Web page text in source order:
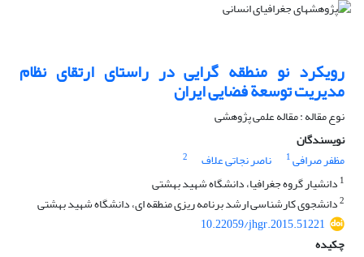
رویکرد نو منطقه گرایی در راستای ارتقای نظام
مدیریت توسعة فضایی ایران
نوع مقاله : مقاله علمی پژوهشی
نویسندگان
مظفر صرافی1 ناصر نجاتی علاف
2
1 دانشیار گروه جغرافیا، دانشگاه شهید بهشتی
2دانشجوی کارشناسی ارشد برنامه ریزی منطقه ای، دانشگاه شهید بهشتی
10.22059/jhgr.2015.51221
چکیده